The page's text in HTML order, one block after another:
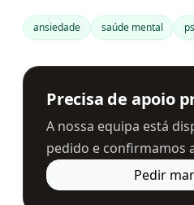
ansiedade saúde mental
Precisa de apoio
A nossa equipa está
pedido e confirmamos
Pedir